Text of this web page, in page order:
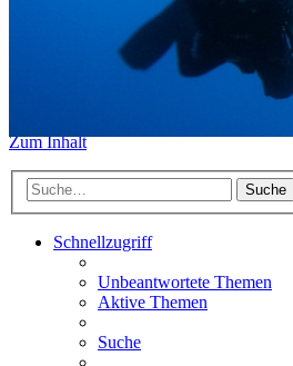
Sidemount-Forum
Zum Inhalt
Suche
Schnellzugriff
Unbeantwortete Themen
Aktive Themen
Suche